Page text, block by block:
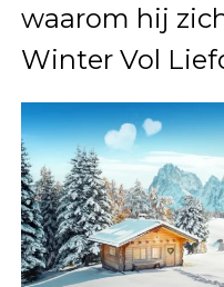
waarom hij
Winter Vol